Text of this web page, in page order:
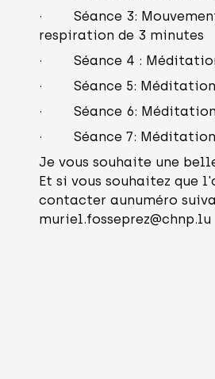
· Séance 3:
respiration de 3 minutes
· Séance 4 :
· Séance 5: Méditation
· Séance 6:
· Séance 7: Méditation
Je vous souhaite une
Et si vous souhaitez que
contacter aunuméro
muriel.fosseprez@chnp.lu